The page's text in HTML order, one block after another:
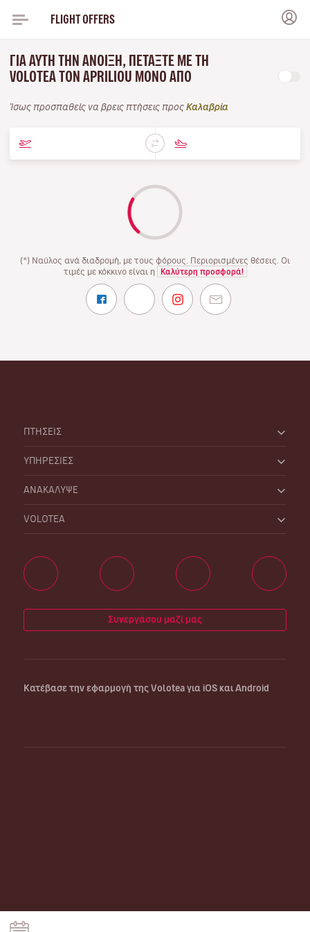
FLIGHT OFFERS
ΓΙΑ ΑΥΤΉ ΤΗΝ ΆΝΟΙΞΗ, ΠΕΤΆΞΤΕ ΜΕ ΤΗ
VOLOTEA ΤΟΝ APRILIOU ΜΌΝΟ ΑΠΌ
Ίσως προσπαθείς να βρεις πτήσεις προς Καλαβρία
(*) Ναύλος ανά διαδρομή, με τους φόρους. Περιορισμένες θέσεις. Οι
τιμές με κόκκινο είναι η
Καλύτερη προσφορά!
ΠΤΗΣΕΙΣ
ΥΠΗΡΕΣΙΕΣ
ΑΝΑΚΑΛΥΨΕ
VOLOTEA
Συνεργάσου μαζί μας
Κατέβασε την εφαρμογή της Volotea για iOS και Android